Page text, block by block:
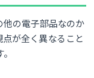
他の電子部品なのか
が全く異なること